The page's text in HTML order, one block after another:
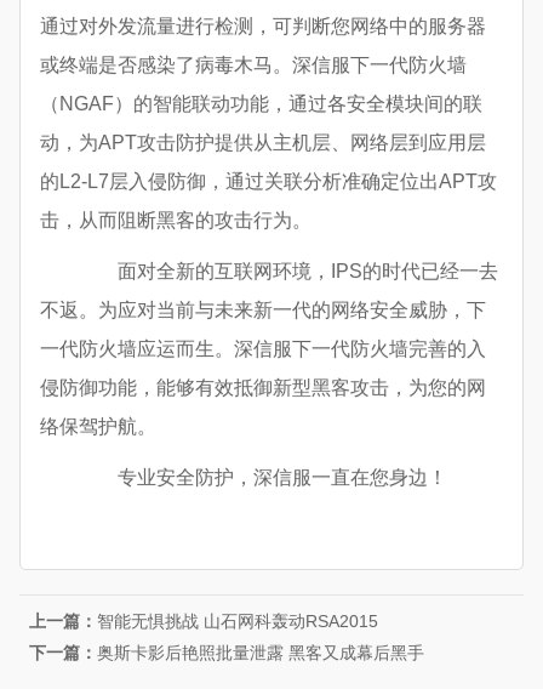
通过对外发流量进行检测，可判断您网络中的服务器
或终端是否感染了病毒木马。深信服下一代防火墙
（NGAF）的智能联动功能，通过各安全模块间的联
动，为APT攻击防护提供从主机层、网络层到应用层
的L2-L7层入侵防御，通过关联分析准确定位出APT攻
击，从而阻断黑客的攻击行为。
面对全新的互联网环境，IPS的时代已经一去
不返。为应对当前与未来新一代的网络安全威胁，下
一代防火墙应运而生。深信服下一代防火墙完善的入
侵防御功能，能够有效抵御新型黑客攻击，为您的网
络保驾护航。
专业安全防护，深信服一直在您身边！
上一篇： 智能无惧挑战 山石网科轰动RSA2015
下一篇：奥斯卡影后艳照批量泄露 黑客又成幕后黑手